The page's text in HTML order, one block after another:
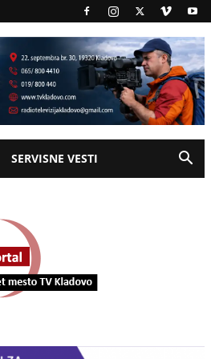
SERVISNE VESTI